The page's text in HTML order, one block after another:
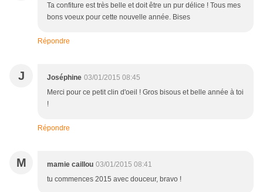
Ta confiture est très belle et doit être un pur délice ! Tous mes
bons voeux pour cette nouvelle année. Bises
Répondre
J Joséphine 03/01/2015 08:45
Merci pour ce petit clin d'oeil ! Gros bisous et belle année à toi
!
Répondre
M mamie caillou 03/01/2015 08:41
tu commences 2015 avec douceur, bravo !